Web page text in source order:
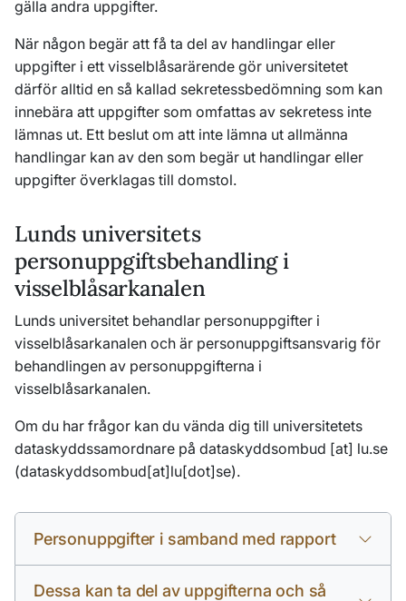
gälla andra uppgifter.
När någon begär att få ta del av handlingar eller
uppgifter i ett visselblåsarärende gör universitetet
därför alltid en så kallad sekretessbedömning som kan
innebära att uppgifter som omfattas av sekretess inte
lämnas ut. Ett beslut om att inte lämna ut allmänna
handlingar kan av den som begär ut handlingar eller
uppgifter överklagas till domstol.
Lunds universitets
personuppgiftsbehandling i
visselblåsarkanalen
Lunds universitet behandlar personuppgifter i
visselblåsarkanalen och är personuppgiftsansvarig för
behandlingen av personuppgifterna i
visselblåsarkanalen.
Om du har frågor kan du vända dig till universitetets
dataskyddssamordnare på dataskyddsombud [at] lu.se
(dataskyddsombud[at]lu[dot]se).
Personuppgifter i samband med rapport
Dessa kan ta del av uppgifterna och så